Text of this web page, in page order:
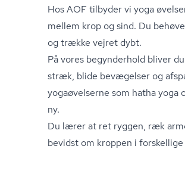
Hos AOF tilbyder vi yoga
mellem krop og sind. Du
og trække vejret dybt.
På vores begynderhold bliver
stræk, blide bevægelser og
yogaøvelserne som hatha
ny.
Du lærer at ret ryggen, ræk
bevidst om kroppen i